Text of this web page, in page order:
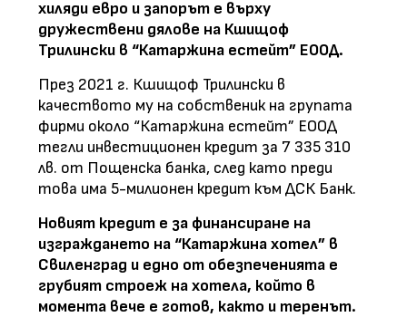
хиляди евро и запорът е върху
дружествени дялове на Кшищоф
Трилински в “Катаржина естейт” ЕООД.
През 2021 г. Кшищоф Трилински в
качеството му на собственик на групата
фирми около “Катаржина естейт” ЕООД
тегли инвестиционен кредит за 7 335 310
лв. от Пощенска банка, след като преди
това има 5-милионен кредит към ДСК Банк.
Новият кредит е за финансиране на
изграждането на “Катаржина хотел” в
Свиленград и едно от обезпеченията е
грубият строеж на хотела, който в
момента вече е готов, както и теренът.